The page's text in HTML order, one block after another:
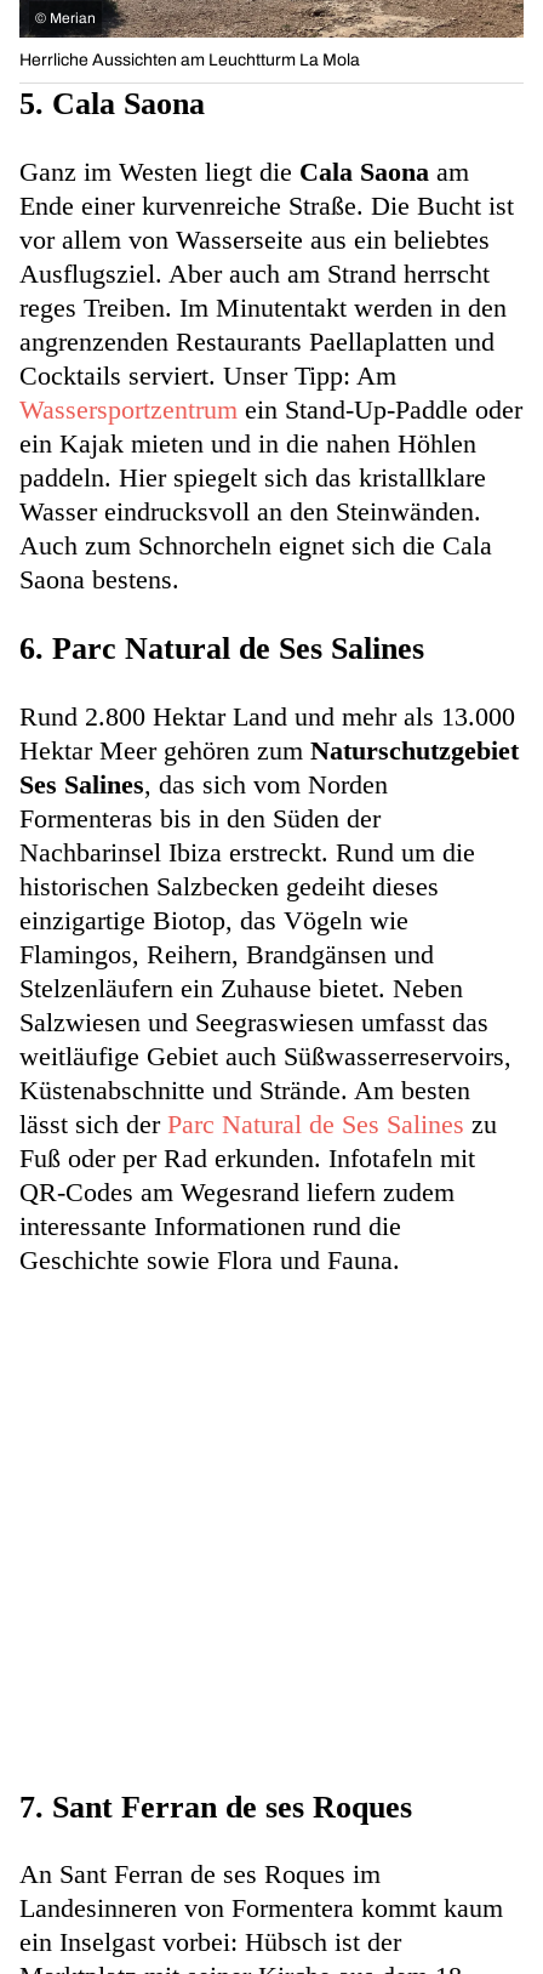
© Merian
Herrliche Aussichten am Leuchtturm La Mola
5. Cala Saona
Ganz im Westen liegt die Cala Saona am
Ende einer kurvenreiche Straße. Die Bucht ist
vor allem von Wasserseite aus ein beliebtes
Ausflugsziel. Aber auch am Strand herrscht
reges Treiben. Im Minutentakt werden in den
angrenzenden Restaurants Paellaplatten und
Cocktails serviert. Unser Tipp: Am
Wassersportzentrum ein Stand-Up-Paddle oder
ein Kajak mieten und in die nahen Höhlen
paddeln. Hier spiegelt sich das kristallklare
Wasser eindrucksvoll an den Steinwänden.
Auch zum Schnorcheln eignet sich die Cala
Saona bestens.
6. Parc Natural de Ses Salines
Rund 2.800 Hektar Land und mehr als 13.000
Hektar Meer gehören zum Naturschutzgebiet
Ses Salines, das sich vom Norden
Formenteras bis in den Süden der
Nachbarinsel Ibiza erstreckt. Rund um die
historischen Salzbecken gedeiht dieses
einzigartige Biotop, das Vögeln wie
Flamingos, Reihern, Brandgänsen und
Stelzenläufern ein Zuhause bietet. Neben
Salzwiesen und Seegraswiesen umfasst das
weitläufige Gebiet auch Süßwasserreservoirs,
Küstenabschnitte und Strände. Am besten
lässt sich der Parc Natural de Ses Salines zu
Fuß oder per Rad erkunden. Infotafeln mit
QR-Codes am Wegesrand liefern zudem
interessante Informationen rund die
Geschichte sowie Flora und Fauna.
7. Sant Ferran de ses Roques
An Sant Ferran de ses Roques im
Landesinneren von Formentera kommt kaum
ein Inselgast vorbei: Hübsch ist der